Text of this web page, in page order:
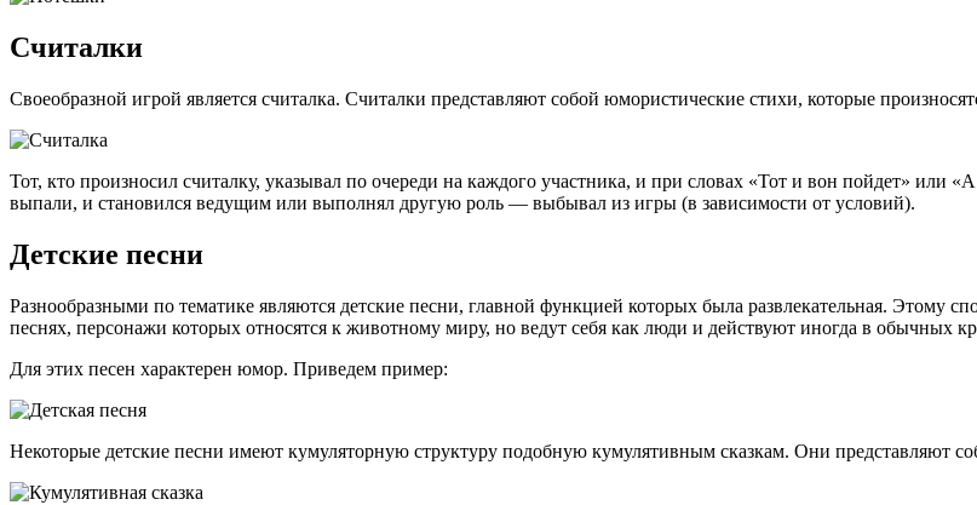
Считалки
Своеобразной игрой является считалка. Считалки представляют собой юмористические стихи, которые
Тот, кто произносил считалку, указывал по очереди на каждого участника, и при словах «Тот и вон пойдет» или
выпали, и становился ведущим или выполнял другую роль — выбывал из игры (в зависимости от условий).
Детские песни
Разнообразными по тематике являются детские песни, главной функцией которых была развлекательная. Этому
песнях, персонажи которых относятся к животному миру, но ведут себя как люди и действуют иногда в обычных
Для этих песен характерен юмор. Приведем пример:
Некоторые детские песни имеют кумуляторную структуру подобную кумулятивным сказкам. Они представляют